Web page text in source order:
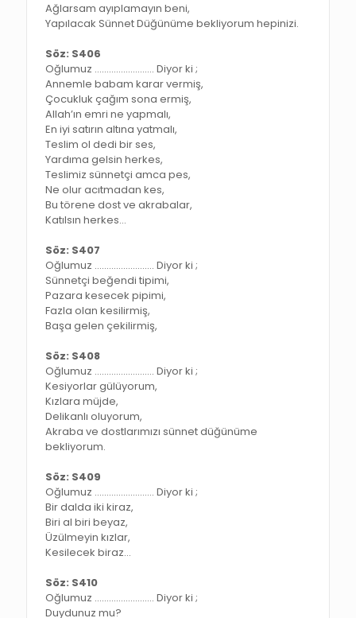
Ağlarsam ayıplamayın beni,
Yapılacak Sünnet Düğünüme bekliyorum hepinizi.
Söz: S406
Oğlumuz ……………………. Diyor ki ;
Annemle babam karar vermiş,
Çocukluk çağım sona ermiş,
Allah’ın emri ne yapmalı,
En iyi satırın altına yatmalı,
Teslim ol dedi bir ses,
Yardıma gelsin herkes,
Teslimiz sünnetçi amca pes,
Ne olur acıtmadan kes,
Bu törene dost ve akrabalar,
Katılsın herkes…
Söz: S407
Oğlumuz ……………………. Diyor ki ;
Sünnetçi beğendi tipimi,
Pazara kesecek pipimi,
Fazla olan kesilirmiş,
Başa gelen çekilirmiş,
Söz: S408
Oğlumuz ……………………. Diyor ki ;
Kesiyorlar gülüyorum,
Kızlara müjde,
Delikanlı oluyorum,
Akraba ve dostlarımızı sünnet düğünüme
bekliyorum.
Söz: S409
Oğlumuz ……………………. Diyor ki ;
Bir dalda iki kiraz,
Biri al biri beyaz,
Üzülmeyin kızlar,
Kesilecek biraz…
Söz: S410
Oğlumuz ……………………. Diyor ki ;
Duydunuz mu?